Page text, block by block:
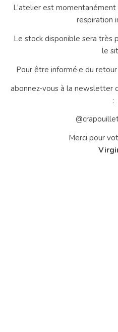
L’atelier est
respiration
Le stock disponible sera très
le
Pour être informé·e du
abonnez-vous à la newsletter
:
Merci pour